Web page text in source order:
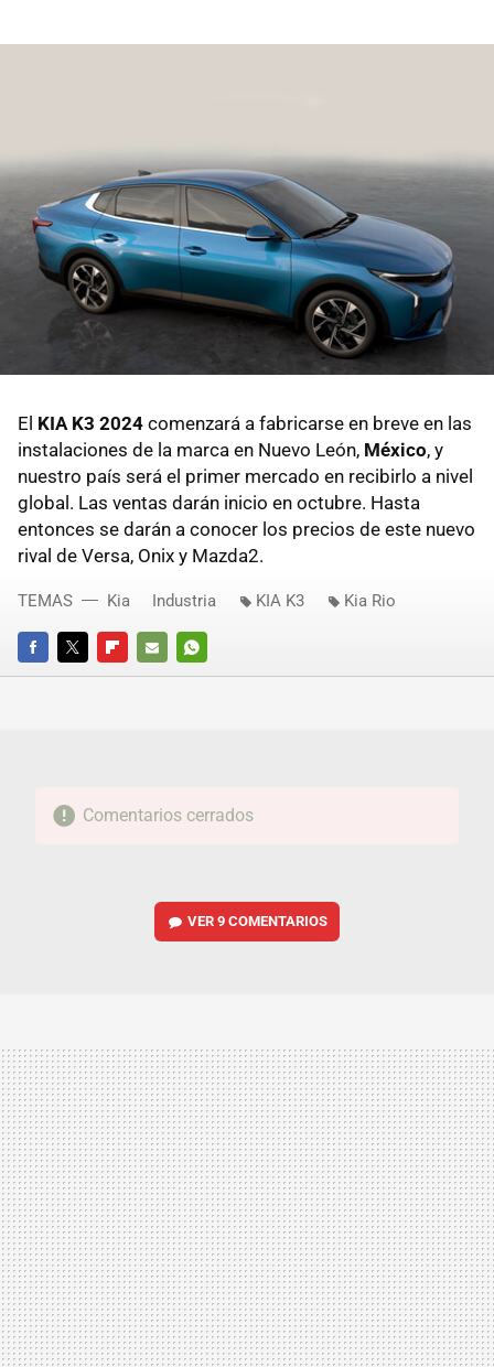
El KIA K3 2024 comenzará a fabricarse en breve en las
instalaciones de la marca en Nuevo León, México, y
nuestro país será el primer mercado en recibirlo a nivel
global. Las ventas darán inicio en octubre. Hasta
entonces se darán a conocer los precios de este nuevo
rival de Versa, Onix y Mazda2.
FACEBOOKTWITTERFLIPBOARD
E-
WHATSAPP
TEMAS Kia Industria KIA K3 Kia Rio
Comentarios cerrados
VER9 COMENTARIOS